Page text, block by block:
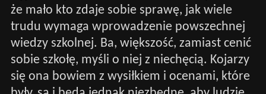
że mało kto zdaje sobie sprawę, jak wiele
trudu wymaga wprowadzenie powszechnej
wiedzy szkolnej. Ba, większość, zamiast cenić
sobie szkołę, myśli o niej z niechęcią. Kojarzy
się ona bowiem z wysiłkiem i ocenami, które